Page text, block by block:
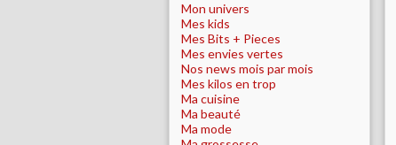
Mon univers
Mes kids
Mes Bits + Pieces
Mes envies vertes
Nos news mois par mois
Mes kilos en trop
Ma cuisine
Ma beauté
Ma mode